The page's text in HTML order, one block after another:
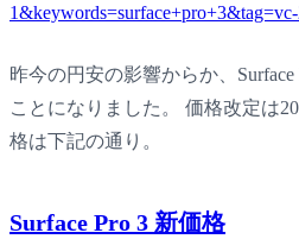
昨今の円安の影響からか、
ことになりました。 価格改定は
格は下記の通り。
Surface Pro 3 新価格